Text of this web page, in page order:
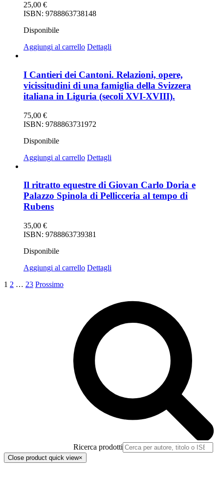
25,00 €
ISBN: 9788863738148
Disponibile
Aggiungi al carrello Dettagli
I Cantieri dei Cantoni. Relazioni, opere,
vicissitudini di una famiglia della Svizzera
italiana in Liguria (secoli XVI-XVIII).
75,00 €
ISBN: 9788863731972
Disponibile
Aggiungi al carrello Dettagli
Il ritratto equestre di Giovan Carlo Doria e
Palazzo Spinola di Pellicceria al tempo di
Rubens
35,00 €
ISBN: 9788863739381
Disponibile
Aggiungi al carrello Dettagli
1 2 … 23 Prossimo
Ricerca prodotti
Close product quick view×